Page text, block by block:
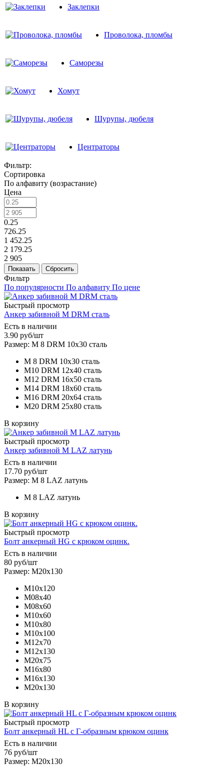
Заклепки
Проволока, пломбы
Саморезы
Хомут
Шурупы, дюбеля
Центраторы
Фильтр:
Сортировка
По алфавиту (возрастание)
Цена
0.25
726.25
1 452.25
2 179.25
2 905
Показать Сбросить
Фильтр
По популярности По алфавиту По цене
Быстрый просмотр
Анкер забивной M DRM сталь
Есть в наличии
3.90 руб/шт
Размер: M 8 DRM 10х30 сталь
M 8 DRM 10х30 сталь
M10 DRM 12х40 сталь
M12 DRM 16х50 сталь
M14 DRM 18х60 сталь
M16 DRM 20х64 сталь
M20 DRM 25х80 сталь
В корзину
Быстрый просмотр
Анкер забивной M LAZ латунь
Есть в наличии
17.70 руб/шт
Размер: M 8 LAZ латунь
M 8 LAZ латунь
В корзину
Быстрый просмотр
Болт анкерный HG с крюком оцинк.
Есть в наличии
80 руб/шт
Размер: М20х130
М10х120
М08х40
М08х60
М10х60
М10х80
М10х100
М12х70
М12х130
М20х75
М16х80
М16х130
М20х130
В корзину
Быстрый просмотр
Болт анкерный HL с Г-образным крюком оцинк
Есть в наличии
76 руб/шт
Размер: М20х130